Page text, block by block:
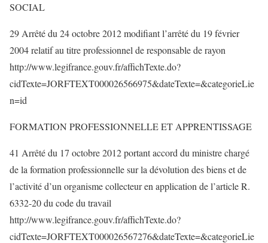
SOCIAL
29 Arrêté du 24 octobre 2012 modifiant l’arrêté du 19 février
2004 relatif au titre professionnel de responsable de rayon
http://www.legifrance.gouv.fr/affichTexte.do?
cidTexte=JORFTEXT000026566975&dateTexte=&categorieLie
n=id
FORMATION PROFESSIONNELLE ET APPRENTISSAGE
41 Arrêté du 17 octobre 2012 portant accord du ministre chargé
de la formation professionnelle sur la dévolution des biens et de
l’activité d’un organisme collecteur en application de l’article R.
6332-20 du code du travail
http://www.legifrance.gouv.fr/affichTexte.do?
cidTexte=JORFTEXT000026567276&dateTexte=&categorieLie